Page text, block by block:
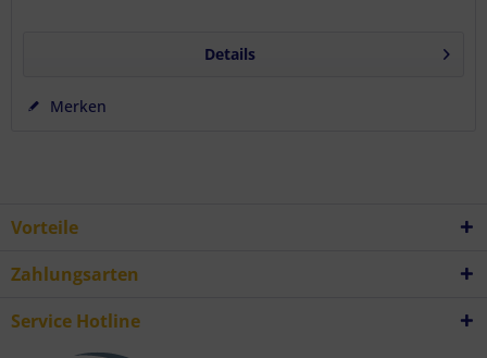
Details
Merken
Vorteile
Zahlungsarten
Service Hotline